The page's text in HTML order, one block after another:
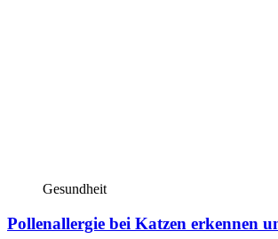
Gesundheit
Pollenallergie bei Katzen erkennen